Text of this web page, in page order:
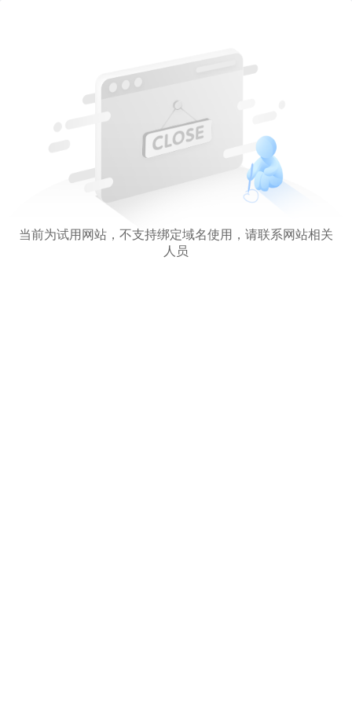
当前为试用网站，不支持绑定域名使用，请联系网站相关
人员